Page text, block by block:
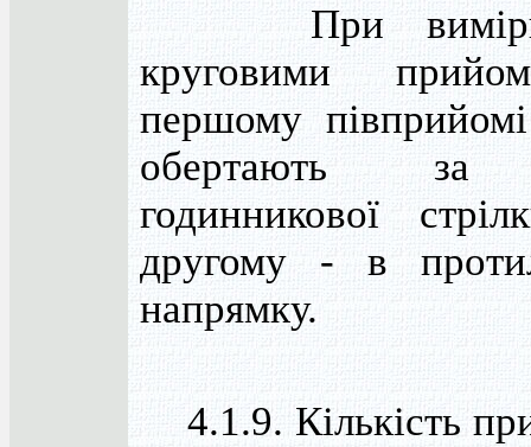
При
круговими
першому
обертають за
годинникової
другому - в
напрямку.
4.1.9. Кількість